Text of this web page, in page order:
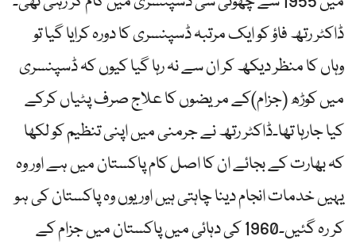
ڈاکٹر رتھ فاؤ کو ایک مرتبہ ڈسپنسری کا دورہ کرایا گیا تو
وہاں کا منظر دیکھ کر ان سے نہ رہا گیا کیوں کہ ڈسپنسری
میں کوڑھ (جزام)کے مریضوں کا علاج صرف پٹیاں کرکے
کیا جارہا تھا۔ڈاکٹر رتھ نے جرمنی میں اپنی تنظیم کو لکھا
کہ بھارت کے بجائے ان کا اصل کام پاکستان میں ہے اور وہ
یہیں خدمات انجام دینا چاہتی ہیں اور یوں وہ پاکستان کی ہو
کر رہ گئیں۔1960 کی دہائی میں پاکستان میں جزام کے